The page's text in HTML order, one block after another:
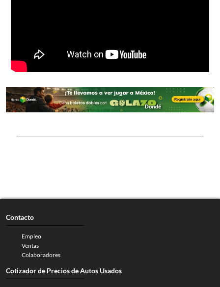
Contacto
Empleo
Ventas
Colaboradores
Cotizador de Precios de Autos Usados